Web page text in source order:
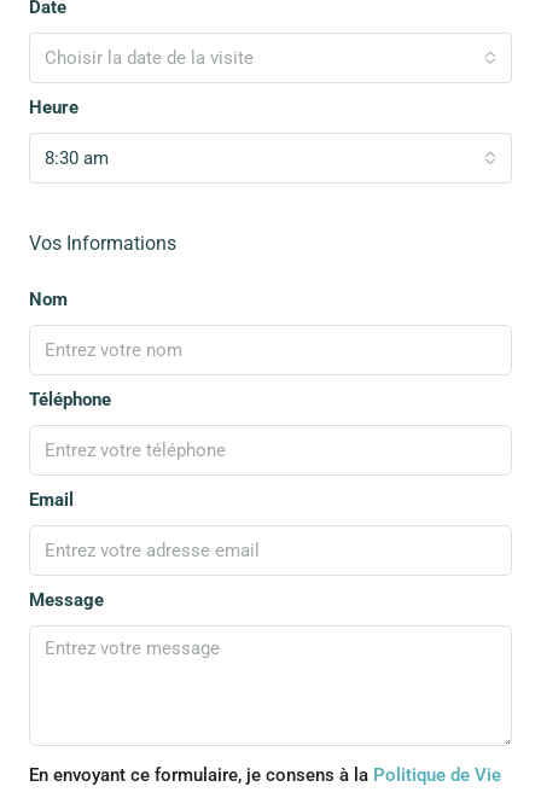
Date
Choisir la date de la visite
Heure
8:30 am
Vos Informations
Nom
Téléphone
Email
Message
En envoyant ce formulaire, je consens à la Politique de Vie